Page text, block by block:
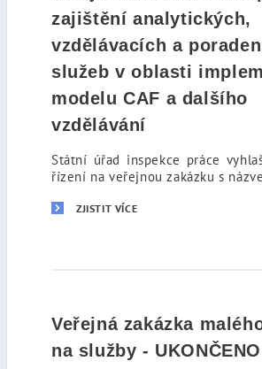
zajištění analytických,
vzdělávacích a
služeb v oblasti
modelu CAF a dalšího
vzdělávání
Státní úřad inspekce práce
řízení na veřejnou zakázku s
ZJISTIT VÍCE
Veřejná zakázka
na služby -